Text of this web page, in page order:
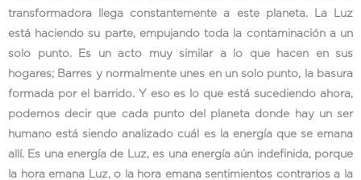
transformadora llega constantemente a este planeta. La Luz
está haciendo su parte, empujando toda la contaminación a un
solo punto. Es un acto muy similar a lo que hacen en sus
hogares; Barres y normalmente unes en un solo punto, la basura
formada por el barrido. Y eso es lo que está sucediendo ahora,
podemos decir que cada punto del planeta donde hay un ser
humano está siendo analizado cuál es la energía que se emana
allí. Es una energía de Luz, es una energía aún indefinida, porque
la hora emana Luz, o la hora emana sentimientos contrarios a la